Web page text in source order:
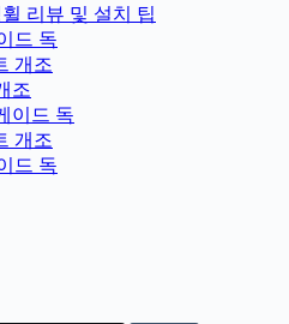
리뷰 및 설치 팁
드 독
개조
조
이드 독
개조
드 독